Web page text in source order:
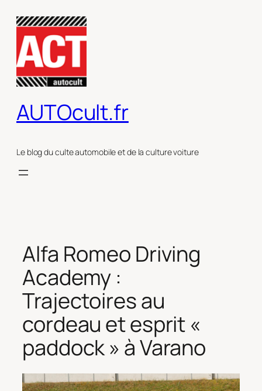
contenu
AUTOcult.fr
Le blog du culte automobile et de la culture voiture
Alfa Romeo Driving
Academy :
Trajectoires au
cordeau et esprit «
paddock » à Varano